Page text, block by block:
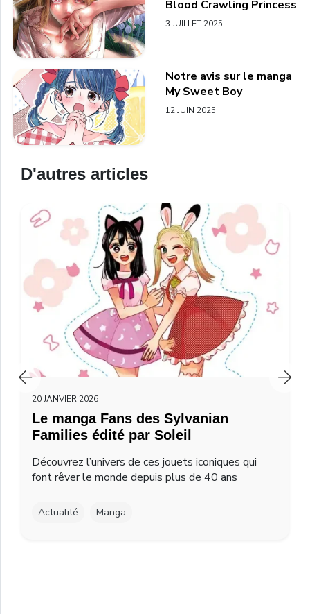
Blood Crawling Princess
3 JUILLET 2025
Notre avis sur le manga
My Sweet Boy
12 JUIN 2025
D'autres articles
20 JANVIER 2026
Le manga Fans des Sylvanian
Families édité par Soleil
Découvrez l’univers de ces jouets iconiques qui
font rêver le monde depuis plus de 40 ans
Actualité Manga